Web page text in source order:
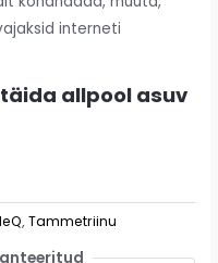
interneti
allpool asuv
,Tammetriinu